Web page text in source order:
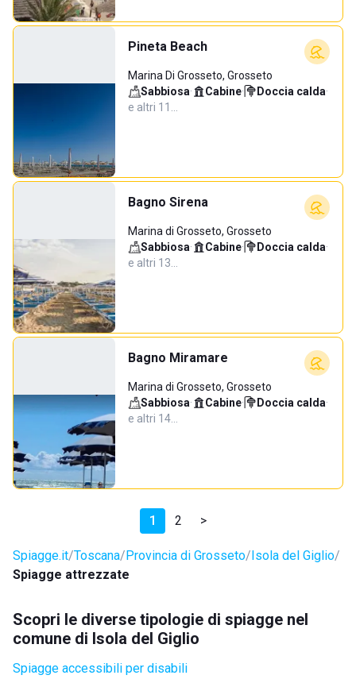
Pineta Beach
Marina Di Grosseto, Grosseto
Sabbiosa· Cabine· Doccia calda·
e altri 11…
Bagno Sirena
Marina di Grosseto, Grosseto
Sabbiosa· Cabine· Doccia calda·
e altri 13…
Bagno Miramare
Marina di Grosseto, Grosseto
Sabbiosa· Cabine· Doccia calda·
e altri 14…
1 2 >
Spiagge.it Toscana Provincia di Grosseto Isola del Giglio
Spiagge attrezzate
Scopri le diverse tipologie di spiagge nel
comune di Isola del Giglio
Spiagge accessibili per disabili